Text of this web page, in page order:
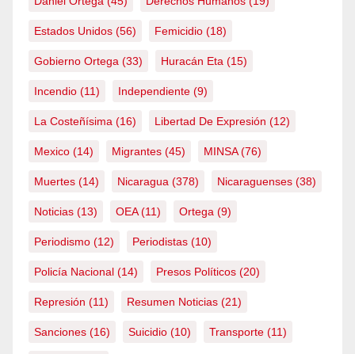
Estados Unidos (56) Femicidio (18)
Gobierno Ortega (33) Huracán Eta (15)
Incendio (11) Independiente (9)
La Costeñísima (16) Libertad De Expresión (12)
Mexico (14) Migrantes (45) MINSA(76)
Muertes (14) Nicaragua (378) Nicaraguenses (38)
Noticias (13) OEA(11) Ortega (9)
Periodismo (12) Periodistas (10)
Policía Nacional (14) Presos Políticos (20)
Represión (11) Resumen Noticias (21)
Sanciones (16) Suicidio (10) Transporte (11)